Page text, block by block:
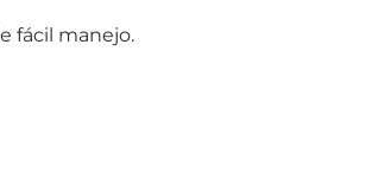
fácil manejo.